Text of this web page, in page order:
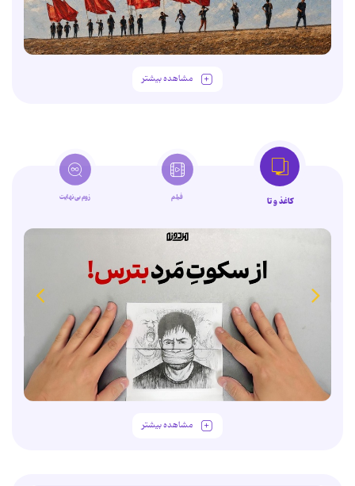
مشاهده بیشتر
کاغذ و تا فیلم زوم‌بی‌نهایت
مشاهده بیشتر